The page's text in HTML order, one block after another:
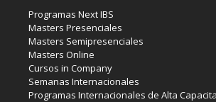
Programas Next IBS
Masters Presenciales
Masters Semipresenciales
Masters Online
Cursos in Company
Semanas Internacionales
Programas Internacionales de Alta